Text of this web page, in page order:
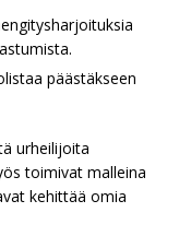
päästäkseen
urheilijoita
toimivat malleina
kehittää omia